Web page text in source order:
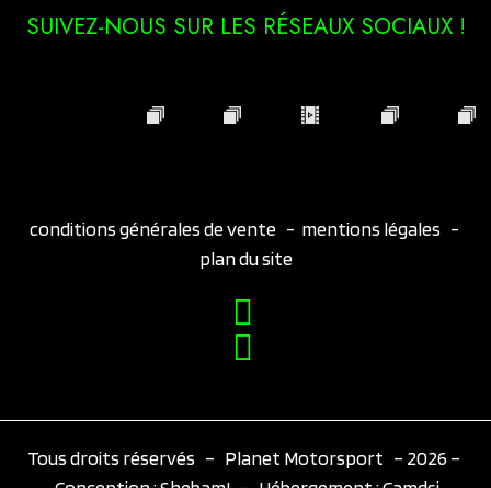
SUIVEZ-NOUS SUR LES RÉSEAUX SOCIAUX !
conditions générales de vente - mentions légales -
plan du site
Tous droits réservés – Planet Motorsport – 2026 –